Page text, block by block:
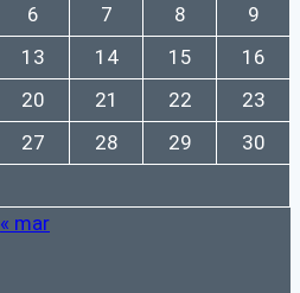
6 7 8
9
13 14 15
16
20 21 22
23
27 28 29
30
« mar